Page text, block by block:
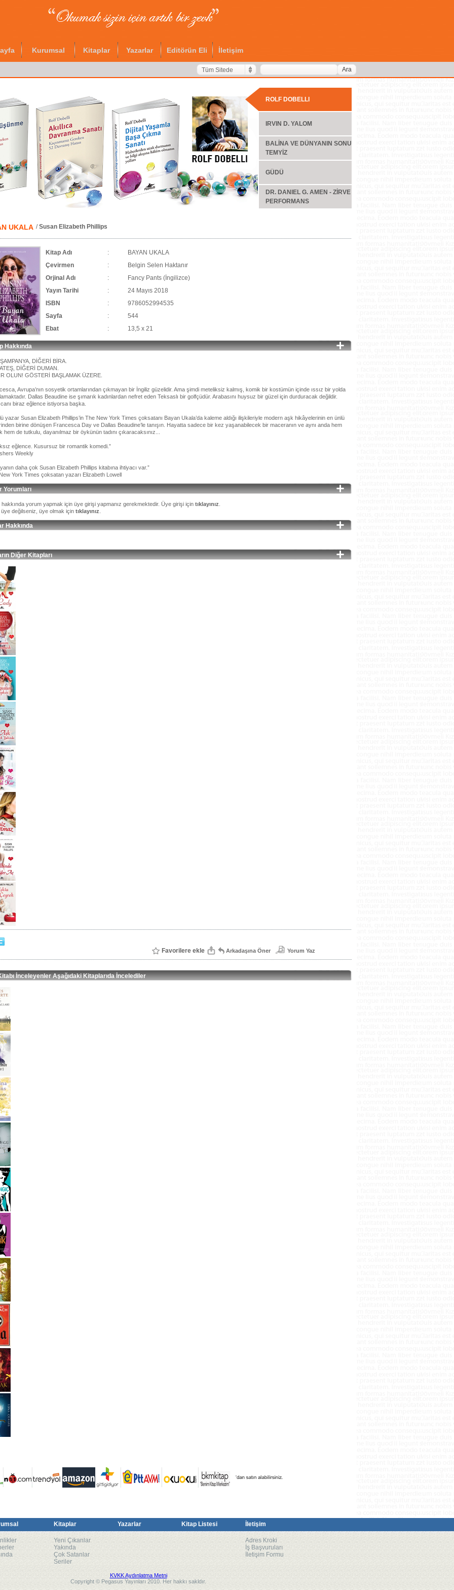
Kurumsal Kitaplar Yazarlar Editörün Eli İletişim
Tüm Sitede Ara
ROLF DOBELLI
IRVIN D. YALOM
BALİNA VE DÜNYANIN SONU
TEMYİZ
GÜDÜ
DR. DANIEL G. AMEN - ZİRVE
PERFORMANS
UKALA /Susan Elizabeth Phillips
Kitap Adı :
BAYAN UKALA
Çevirmen
:
Belgin Selen Haktanır
Orjinal Adı
:
Fancy Pants (İngilizce)
Yayın Tarihi
:
24 Mayıs 2018
ISBN
:
9786052994535
Sayfa
:
544
Ebat
: 13,5 x 21
Hakkında
DİĞERİ BİRA.
DİĞERİ DUMAN.
OLUN! GÖSTERİ BAŞLAMAK ÜZERE.
Avrupa’nın sosyetik ortamlarından çıkmayan bir İngiliz güzelidir. Ama şimdi meteliksiz kalmış, komik bir kostümün içinde ıssız bir yolda
Dallas Beaudine ise şımarık kadınlardan nefret eden Teksaslı bir golfçüdür. Arabasını huysuz bir güzel için durduracak değildir.
biraz eğlence istiyorsa başka.
yazar Susan Elizabeth Phillips’in The New York Times çoksatanı Bayan Ukala’da kaleme aldığı ilişkileriyle modern aşk hikâyelerinin en ünlü
birine dönüşen Francesca Day ve Dallas Beaudine’le tanışın. Hayatta sadece bir kez yaşanabilecek bir maceranın ve aynı anda hem
hem de tutkulu, dayanılmaz bir öykünün tadını çıkaracaksınız...
eğlence. Kusursuz bir romantik komedi.”
Weekly
daha çok Susan Elizabeth Phillips kitabına ihtiyacı var.”
York Times çoksatan yazarı Elizabeth Lowell
Yorumları
hakkında yorum yapmak için üye girişi yapmanız gerekmektedir. Üye girişi için tıklayınız
değilseniz, üye olmak için tıklayınız
Hakkında
Diğer Kitapları
Favorilere ekle Arkadaşına Öner Yorum Yaz
İnceleyenler Aşağıdaki Kitaplarıda İncelediler
Kitaplar Yazarlar Kitap Listesi İletişim
KVKK Aydınlatma Metni
Copyright © Pegasus Yayınları 2010. Her hakkı sakldır.
Yeni Çıkanlar
Yakında
Çok Satanlar
Seriler
Adres Kroki
İş Başvuruları
İletişim Formu